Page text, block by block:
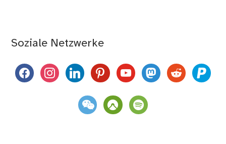
Soziale Netzwerke
facebookinstagramlinkedinpinterestyoutubemastodon
reddit paypal
weixin komootspotify